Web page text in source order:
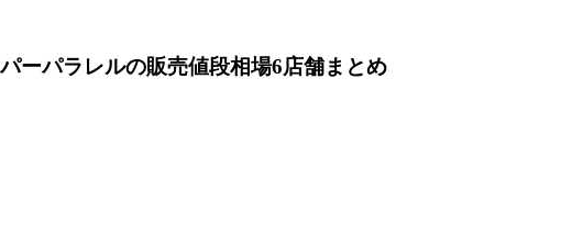
ーパラレルの販売値段相場6店舗まとめ